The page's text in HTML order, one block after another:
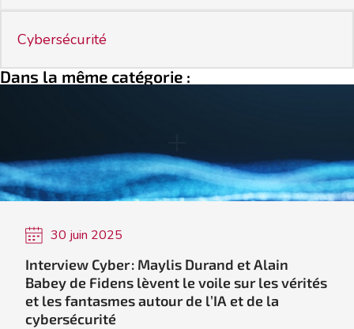
Cybersécurité
Dans la même catégorie :
30 juin 2025
Interview Cyber : Maylis Durand et Alain
Babey de Fidens lèvent le voile sur les vérités
et les fantasmes autour de l’IA et de la
cybersécurité